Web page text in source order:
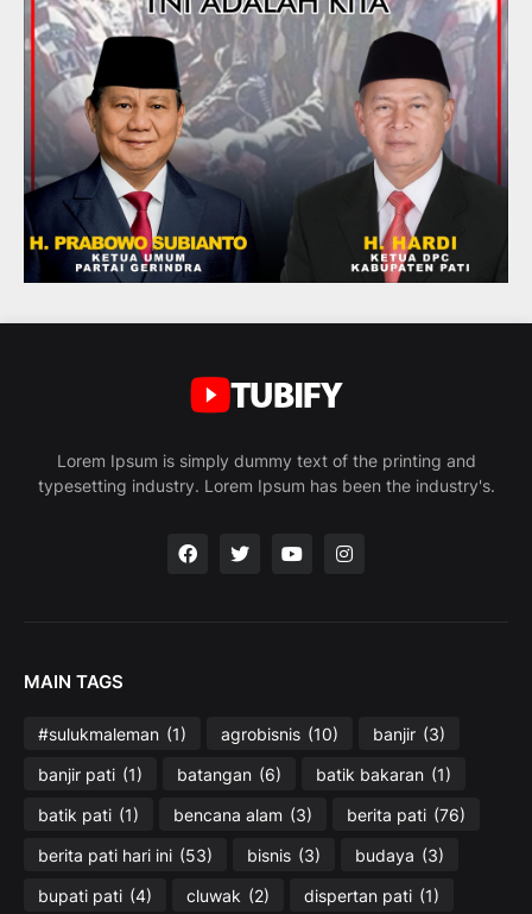
Lorem Ipsum is simply dummy text of the printing and
typesetting industry. Lorem Ipsum has been the industry's.
MAIN TAGS
#sulukmaleman (1) agrobisnis (10) banjir (3)
banjir pati (1) batangan (6) batik bakaran (1)
batik pati (1) bencana alam (3) berita pati (76)
berita pati hari ini (53) bisnis (3) budaya (3)
bupati pati (4) cluwak (2) dispertan pati (1)